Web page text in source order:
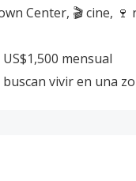
Center, 🎬 cine,
US$1,500 mensual
vivir en una